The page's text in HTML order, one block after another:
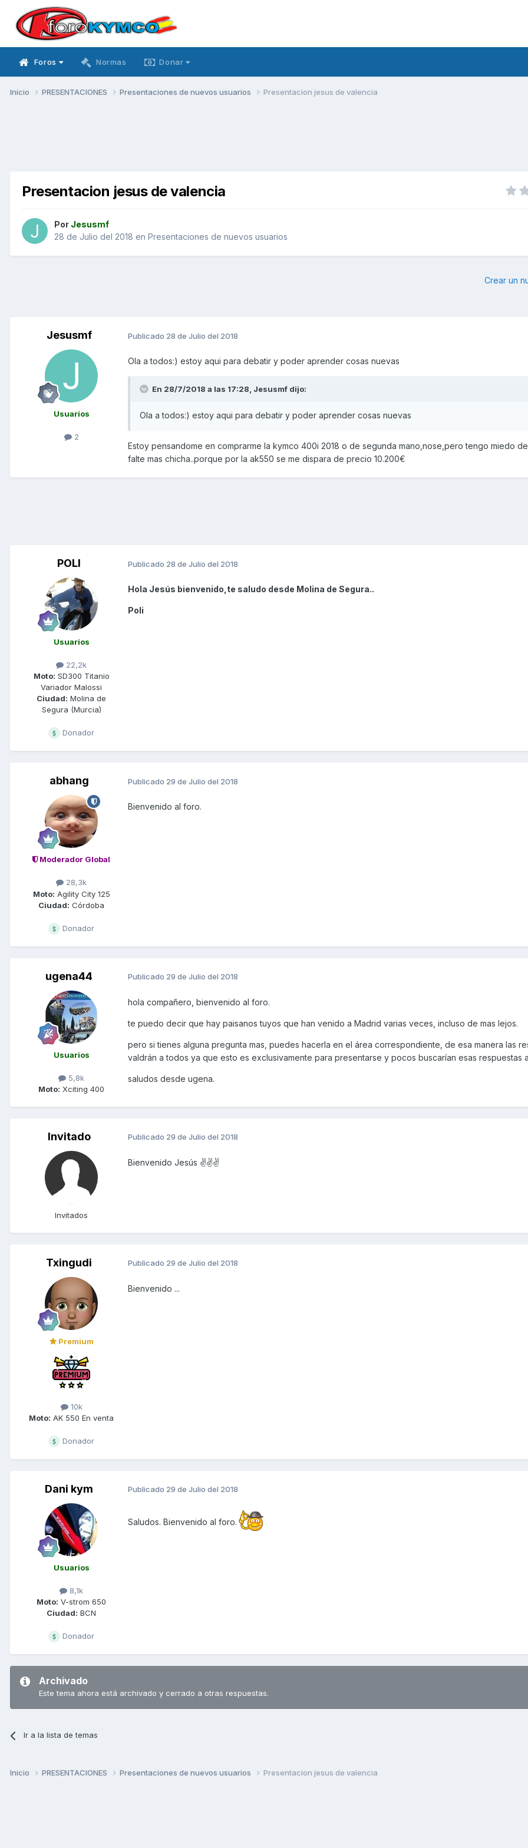
Foros Normas Donar
Inicio PRESENTACIONES Presentaciones de nuevos usuarios Presentacion jesus de valencia
Presentacion jesus de valencia
Por Jesusmf
28 de Julio del 2018 en Presentaciones de nuevos usuarios
Crear un
Jesusmf
Usuarios
2
Publicado 28 de Julio del 2018
Ola a todos:) estoy aqui para debatir y poder aprender cosas nuevas
En 28/7/2018 a las 17:28, Jesusmf dijo:
Ola a todos:) estoy aqui para debatir y poder aprender cosas nuevas
Estoy pensandome en comprarme la kymco 400i 2018 o de segunda mano,nose,pero tengo miedo
falte mas chicha..porque por la ak550 se me dispara de precio 10.200€
POLI
Usuarios
22,2k
Moto: SD300 Titanio
Variador Malossi
Ciudad: Molina de
Segura (Murcia)
Donador
Publicado 28 de Julio del 2018
Hola Jesús bienvenido,te saludo desde Molina de Segura..
Poli
abhang
Moderador Global
28,3k
Moto: Agility City 125
Ciudad: Córdoba
Donador
Publicado 29 de Julio del 2018
Bienvenido al foro.
ugena44
Usuarios
5,8k
Moto: Xciting 400
Publicado 29 de Julio del 2018
hola compañero, bienvenido al foro.
te puedo decir que hay paisanos tuyos que han venido a Madrid varias veces, incluso de mas lejos.
pero si tienes alguna pregunta mas, puedes hacerla en el área correspondiente, de esa manera las
valdrán a todos ya que esto es exclusivamente para presentarse y pocos buscarían esas respuestas
saludos desde ugena.
Invitado
Invitados
Publicado 29 de Julio del 2018
Bienvenido Jesús ✌️✌️✌️
Txingudi
Premium
10k
Moto: AK 550 En venta
Donador
Publicado 29 de Julio del 2018
Bienvenido ...
Dani kym
Usuarios
8,1k
Moto: V-strom 650
Ciudad: BCN
Donador
Publicado 29 de Julio del 2018
Saludos. Bienvenido al foro.
Archivado
Este tema ahora está archivado y cerrado a otras respuestas.
Ir a la lista de temas
Inicio PRESENTACIONES Presentaciones de nuevos usuarios Presentacion jesus de valencia